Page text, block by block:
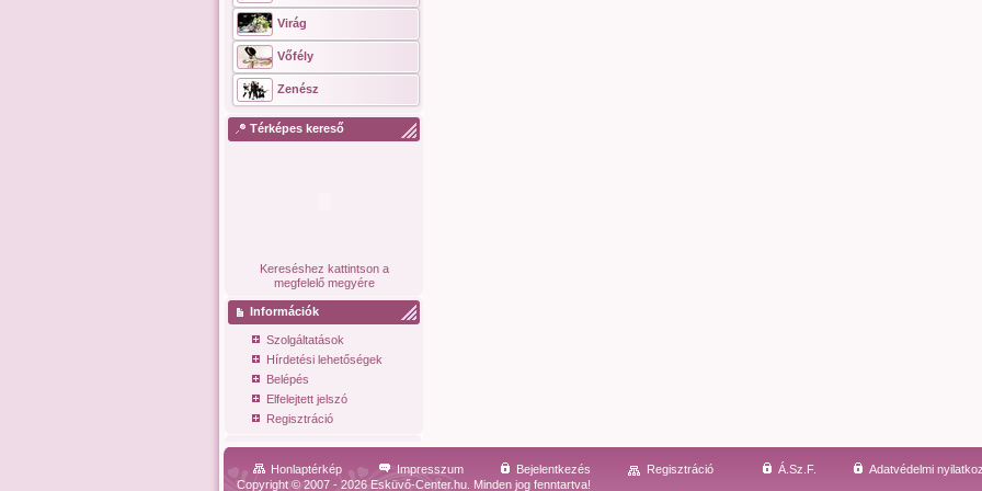
Virág
Vőfély
Zenész
Térképes kereső
Kereséshez kattintson a
megfelelő megyére
Információk
Szolgáltatások
Hírdetési lehetőségek
Belépés
Elfelejtett jelszó
Regisztráció
Honlaptérkép Impresszum Bejelentkezés Regisztráció Á.Sz.F.
Adatvédelmi
Copyright © 2007 - 2026 Esküvő-Center.hu. Minden jog fenntartva!